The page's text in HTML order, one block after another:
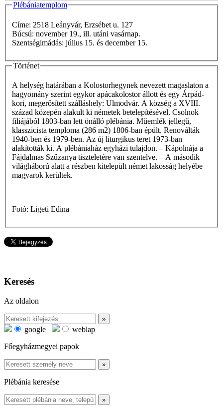
Plébániatemplom
Címe: 2518 Leányvár, Erzsébet u. 127
Búcsú: november 19., ill. utáni vasárnap.
Szentségimádás: július 15. és december 15.
Történet
A helység határában a Kolostorhegynek nevezett magaslaton a
hagyomány szerint egykor apácakolostor állott és egy Árpád-
kori, megerôsített szálláshely: Ulmodvár. A község a XVIII.
század közepén alakult ki németek betelepítésével. Csolnok
filiájából 1803-ban lett önálló plébánia. Műemlék jellegű,
klasszicista temploma (286 m2) 1806-ban épült. Renoválták
1940-ben és 1979-ben. Az új liturgikus teret 1973-ban
alakították ki. A plébániaház egyházi tulajdon. – Kápolnája a
Fájdalmas Szűzanya tiszteletére van szentelve. – A második
világháború alatt a részben kitelepült német lakosság helyébe
magyarok kerültek.
Fotó: Ligeti Edina
Keresés
Az oldalon
google
weblap
Főegyházmegyei papok
Plébánia keresése